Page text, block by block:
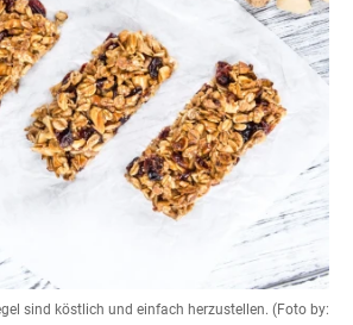
sind köstlich und einfach herzustellen. (Foto by: